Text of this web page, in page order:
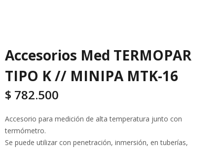
Accesorios Med TERMOPAR
TIPO K // MINIPA MTK-16
$ 782.500
Accesorio para medición de alta temperatura junto con
termómetro.
Se puede utilizar con penetración, inmersión, en tuberías,